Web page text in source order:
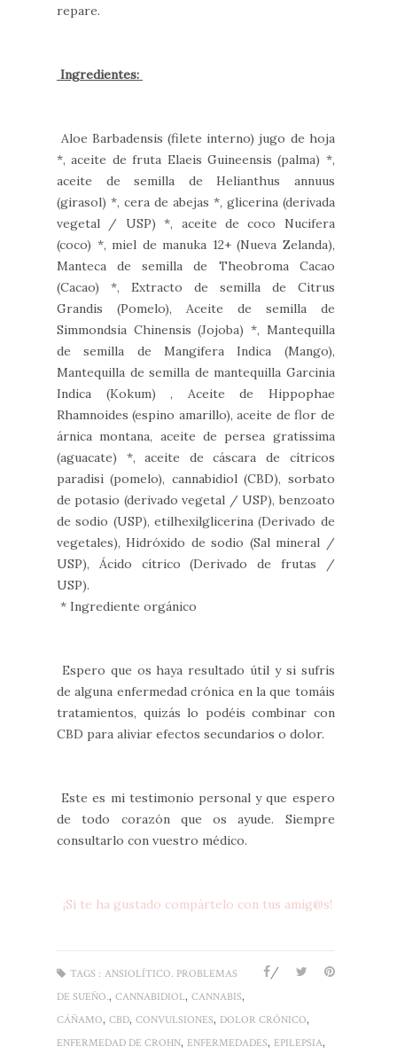
repare.
Ingredientes:
Aloe Barbadensis (filete interno) jugo de hoja
*, aceite de fruta Elaeis Guineensis (palma) *,
aceite de semilla de Helianthus annuus
(girasol) *, cera de abejas *, glicerina (derivada
vegetal / USP) *, aceite de coco Nucifera
(coco) *, miel de manuka 12+ (Nueva Zelanda),
Manteca de semilla de Theobroma Cacao
(Cacao) *, Extracto de semilla de Citrus
Grandis (Pomelo), Aceite de semilla de
Simmondsia Chinensis (Jojoba) *, Mantequilla
de semilla de Mangifera Indica (Mango),
Mantequilla de semilla de mantequilla Garcinia
Indica (Kokum) , Aceite de Hippophae
Rhamnoides (espino amarillo), aceite de flor de
árnica montana, aceite de persea gratissima
(aguacate) *, aceite de cáscara de cítricos
paradisi (pomelo), cannabidiol (CBD), sorbato
de potasio (derivado vegetal / USP), benzoato
de sodio (USP), etilhexilglicerina (Derivado de
vegetales), Hidróxido de sodio (Sal mineral /
USP), Ácido cítrico (Derivado de frutas /
USP).
* Ingrediente orgánico
Espero que os haya resultado útil y si sufrís
de alguna enfermedad crónica en la que tomáis
tratamientos, quizás lo podéis combinar con
CBD para aliviar efectos secundarios o dolor.
Este es mi testimonio personal y que espero
de todo corazón que os ayude. Siempre
consultarlo con vuestro médico.
¡Si te ha gustado compártelo con tus amig@s!
/
TAGS : ANSIOLÍTICO. PROBLEMAS
DE SUEÑO., CANNABIDIOL, CANNABIS,
CÁÑAMO, CBD, CONVULSIONES, DOLOR CRÓNICO,
ENFERMEDAD DE CROHN, ENFERMEDADES, EPILEPSIA,